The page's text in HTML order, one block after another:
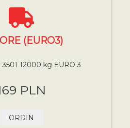
ORE (EURO3)
12000 kg EURO 3
PLN
ORDIN